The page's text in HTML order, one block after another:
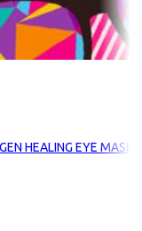
HEALING EYE MASK